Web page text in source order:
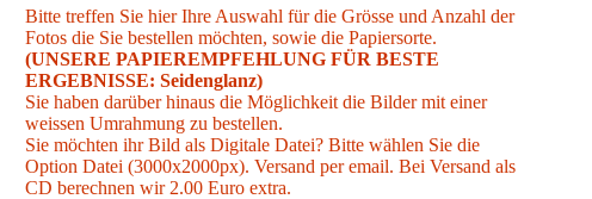
Bitte treffen Sie hier Ihre Auswahl für die Grösse und Anzahl der
Fotos die Sie bestellen möchten, sowie die Papiersorte.
(UNSERE PAPIEREMPFEHLUNG FÜR BESTE
ERGEBNISSE: Seidenglanz)
Sie haben darüber hinaus die Möglichkeit die Bilder mit einer
weissen Umrahmung zu bestellen.
Sie möchten ihr Bild als Digitale Datei? Bitte wählen Sie die
Option Datei (3000x2000px). Versand per email. Bei Versand als
CD berechnen wir 2.00 Euro extra.